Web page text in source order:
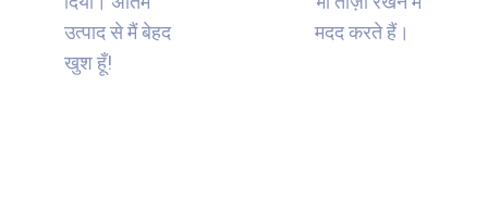
उत्पाद से मैं बेहद
खुश हूँ!
मदद करते हैं।